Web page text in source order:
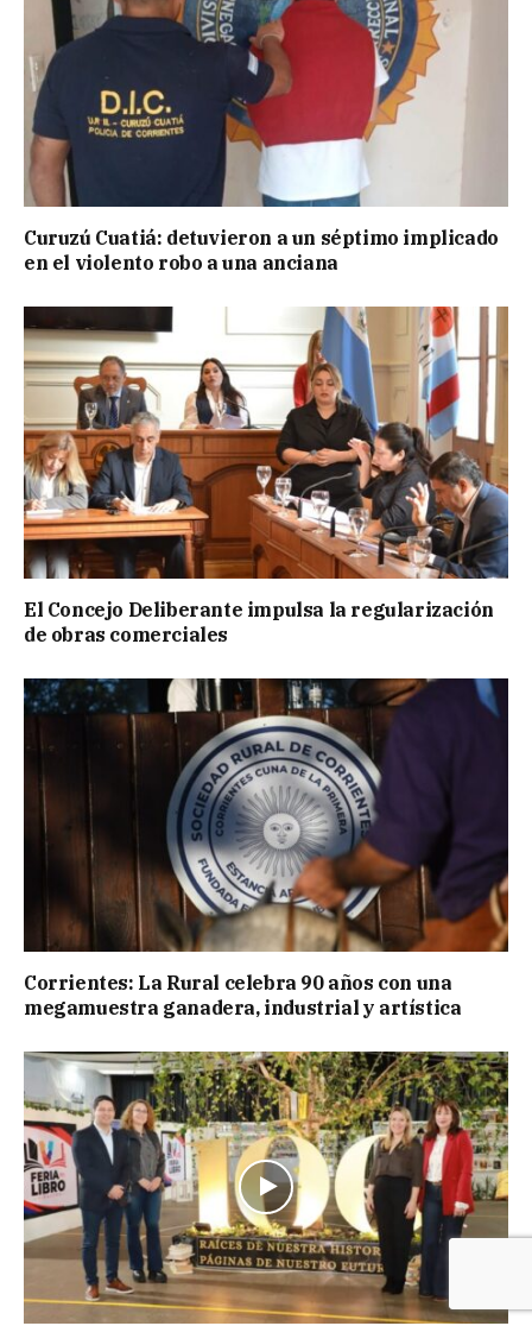
Curuzú Cuatiá: detuvieron a un séptimo implicado
en el violento robo a una anciana
El Concejo Deliberante impulsa la regularización
de obras comerciales
Corrientes: La Rural celebra 90 años con una
megamuestra ganadera, industrial y artística